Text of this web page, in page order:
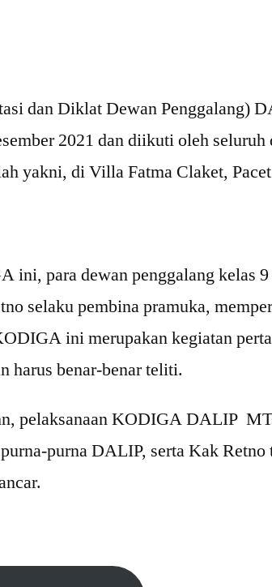
dan Diklat Dewan Penggalang)
2021 dan diikuti oleh
yakni, di Villa Fatma Claket,
para dewan penggalang kelas 9
selaku pembina pramuka,
ini merupakan kegiatan
harus benar-benar teliti.
KODIGA DALIP
purna DALIP, serta Kak